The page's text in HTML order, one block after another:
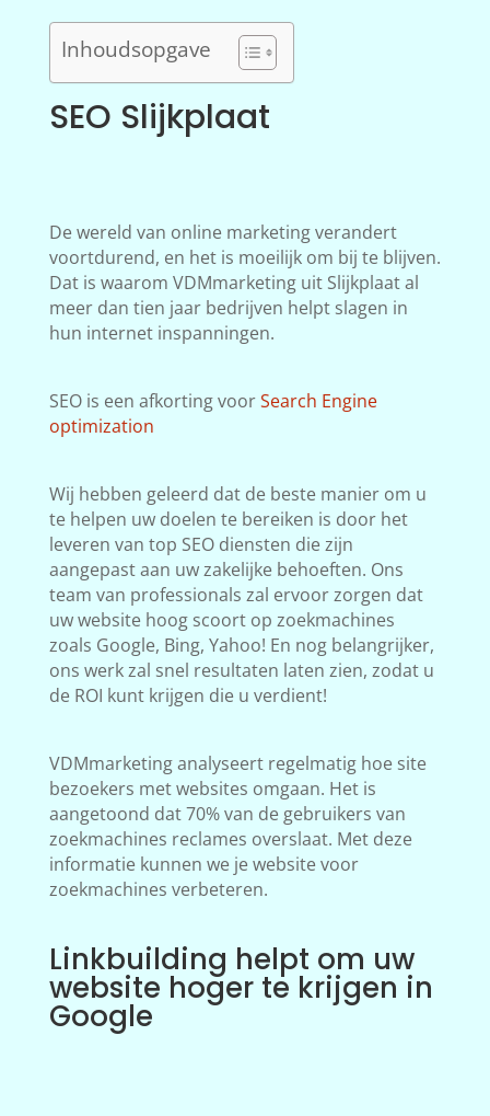
Inhoudsopgave
SEO Slijkplaat
De wereld van online marketing verandert
voortdurend, en het is moeilijk om bij te blijven.
Dat is waarom VDMmarketing uit Slijkplaat al
meer dan tien jaar bedrijven helpt slagen in
hun internet inspanningen.
SEO is een afkorting voorSearch Engine
optimization
Wij hebben geleerd dat de beste manier om u
te helpen uw doelen te bereiken is door het
leveren van top SEO diensten die zijn
aangepast aan uw zakelijke behoeften. Ons
team van professionals zal ervoor zorgen dat
uw website hoog scoort op zoekmachines
zoals Google, Bing, Yahoo! En nog belangrijker,
ons werk zal snel resultaten laten zien, zodat u
de ROI kunt krijgen die u verdient!
VDMmarketing analyseert regelmatig hoe site
bezoekers met websites omgaan. Het is
aangetoond dat 70% van de gebruikers van
zoekmachines reclames overslaat. Met deze
informatie kunnen we je website voor
zoekmachines verbeteren.
Linkbuilding helpt om uw
website hoger te krijgen in
Google